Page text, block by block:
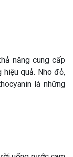
năng cung cấp
hiệu quả. Nho đỏ,
là những